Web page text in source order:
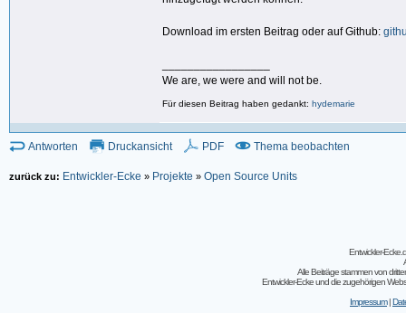
Download im ersten Beitrag oder auf Github:
We are, we were and will not be.
Für diesen Beitrag haben gedankt: hydemarie
Antworten Druckansicht PDF Thema beobachten
zurück zu: Entwickler-Ecke » Projekte » Open Source Units
Entwickler-
Alle Beiträge stammen von
Entwickler-Ecke und die zugehörigen
Impressum|